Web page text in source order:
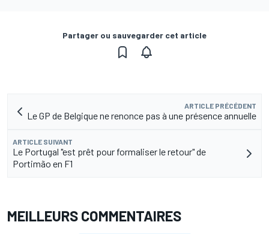
Partager ou sauvegarder cet article
ARTICLE PRÉCÉDENT
Le GP de Belgique ne renonce pas à une présence annuelle
ARTICLE SUIVANT
Le Portugal "est prêt pour formaliser le retour" de
Portimão en F1
MEILLEURS COMMENTAIRES